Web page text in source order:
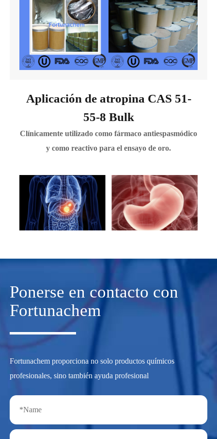
Aplicación de atropina CAS 51-
55-8 Bulk
Clínicamente utilizado como fármaco antiespasmódico
y como reactivo para el ensayo de oro.
Ponerse en contacto con
Fortunachem
Fortunachem proporciona no solo productos químicos
profesionales, sino también ayuda profesional